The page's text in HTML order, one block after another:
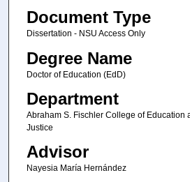
Document Type
Dissertation - NSU Access Only
Degree Name
Doctor of Education (EdD)
Department
Abraham S. Fischler College of Education
Justice
Advisor
Nayesia María Hernández